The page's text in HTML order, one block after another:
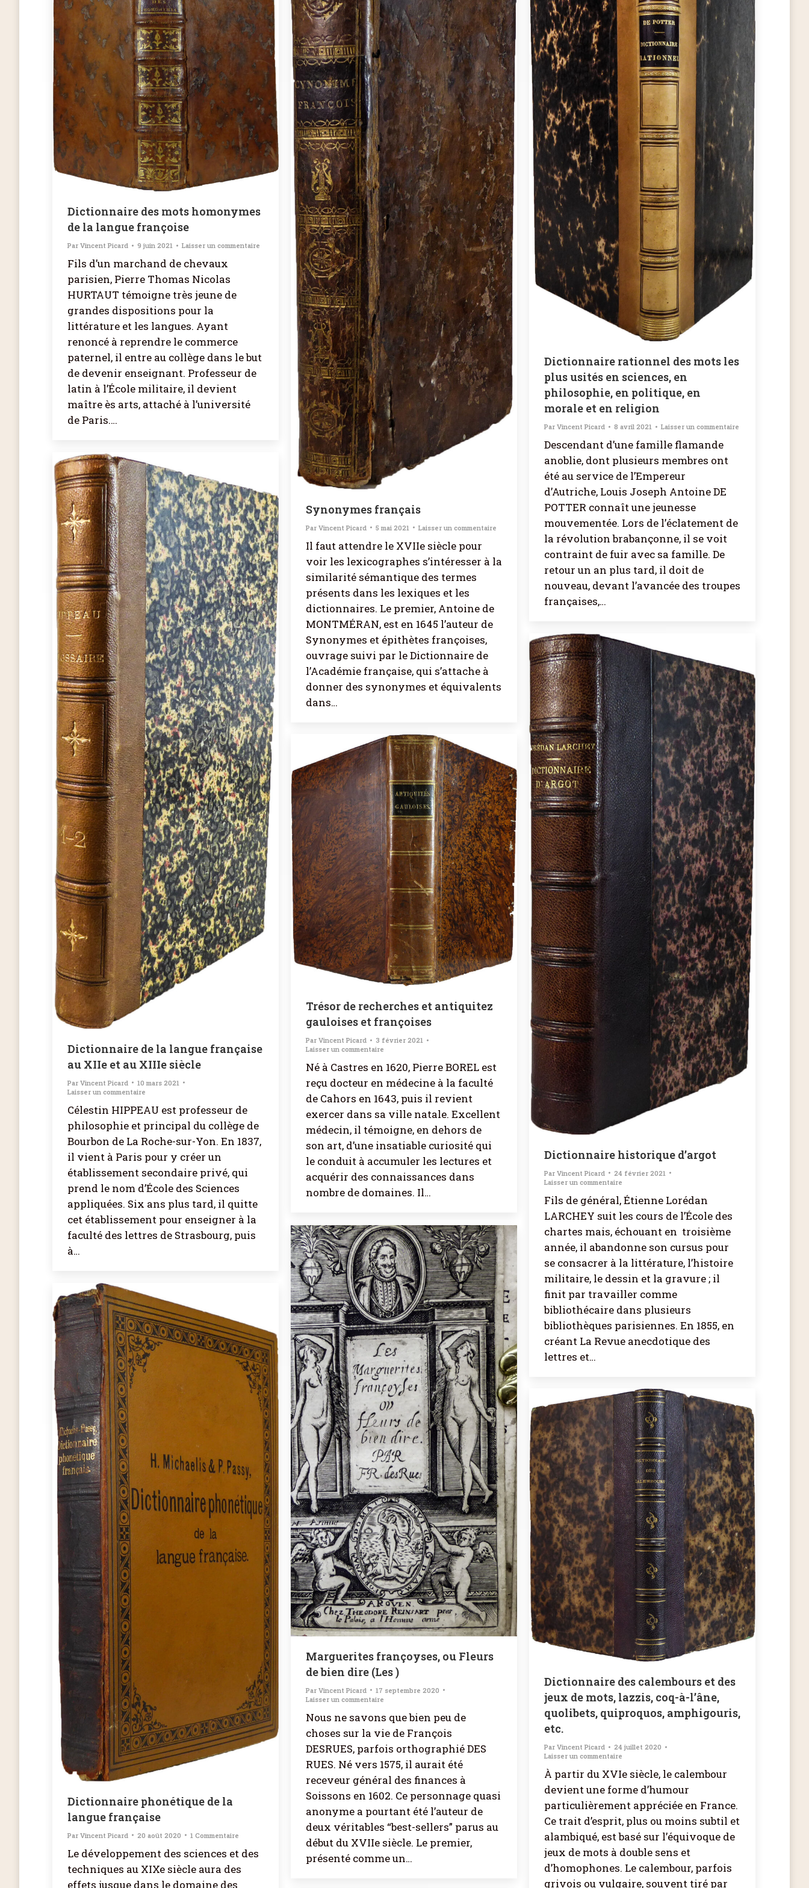
Dictionnaire des mots homonymes
de la langue françoise
Par Vincent Picard 9 juin 2021 Laisser un commentaire
Fils d’un marchand de chevaux
parisien, Pierre Thomas Nicolas
HURTAUT témoigne très jeune de
grandes dispositions pour la
littérature et les langues. Ayant
renoncé à reprendre le commerce
paternel, il entre au collège dans le but
de devenir enseignant. Professeur de
latin à l’École militaire, il devient
maître ès arts, attaché à l’université
de Paris.…
Synonymes français
Par Vincent Picard 5 mai 2021 Laisser un commentaire
Il faut attendre le XVIIe siècle pour
voir les lexicographes s’intéresser à la
similarité sémantique des termes
présents dans les lexiques et les
dictionnaires. Le premier, Antoine de
MONTMÉRAN, est en 1645 l’auteur de
Synonymes et épithètes françoises,
ouvrage suivi par le Dictionnaire de
l’Académie française, qui s’attache à
donner des synonymes et équivalents
dans…
Dictionnaire rationnel des mots les
plus usités en sciences, en
philosophie, en politique, en
morale et en religion
Par Vincent Picard 8 avril 2021 Laisser un commentaire
Descendant d’une famille flamande
anoblie, dont plusieurs membres ont
été au service de l’Empereur
d’Autriche, Louis Joseph Antoine DE
POTTER connaît une jeunesse
mouvementée. Lors de l’éclatement de
la révolution brabançonne, il se voit
contraint de fuir avec sa famille. De
retour un an plus tard, il doit de
nouveau, devant l’avancée des troupes
françaises,…
Dictionnaire de la langue française
au XIIe et au XIIIe siècle
Par Vincent Picard
10 mars 2021
Laisser un commentaire
Célestin HIPPEAU est professeur de
philosophie et principal du collège de
Bourbon de La Roche-sur-Yon. En 1837,
il vient à Paris pour y créer un
établissement secondaire privé, qui
prend le nom d’École des Sciences
appliquées. Six ans plus tard, il quitte
cet établissement pour enseigner à la
faculté des lettres de Strasbourg, puis
à…
Dictionnaire historique d’argot
Par Vincent Picard
24 février 2021
Laisser un commentaire
Fils de général, Étienne Lorédan
LARCHEY suit les cours de l’École des
chartes mais, échouant en troisième
année, il abandonne son cursus pour
se consacrer à la littérature, l’histoire
militaire, le dessin et la gravure ; il
finit par travailler comme
bibliothécaire dans plusieurs
bibliothèques parisiennes. En 1855, en
créant La Revue anecdotique des
lettres et…
Trésor de recherches et antiquitez
gauloises et françoises
Par Vincent Picard
3 février 2021
Laisser un commentaire
Né à Castres en 1620, Pierre BOREL est
reçu docteur en médecine à la faculté
de Cahors en 1643, puis il revient
exercer dans sa ville natale. Excellent
médecin, il témoigne, en dehors de
son art, d’une insatiable curiosité qui
le conduit à accumuler les lectures et
acquérir des connaissances dans
nombre de domaines. Il…
Marguerites françoyses, ou Fleurs
de bien dire (Les )
Par Vincent Picard
17 septembre 2020
Laisser un commentaire
Nous ne savons que bien peu de
choses sur la vie de François
DESRUES, parfois orthographié DES
RUES. Né vers 1575, il aurait été
receveur général des finances à
Soissons en 1602. Ce personnage quasi
anonyme a pourtant été l’auteur de
deux véritables “best-sellers” parus au
début du XVIIe siècle. Le premier,
présenté comme un…
Dictionnaire phonétique de la
langue française
Par Vincent Picard 20 août 2020 1 Commentaire
Le développement des sciences et des
techniques au XIXe siècle aura des
effets jusque dans le domaine des
Dictionnaire des calembours et des
jeux de mots, lazzis, coq-à-l’âne,
quolibets, quiproquos, amphigouris,
etc.
Par Vincent Picard
24 juillet 2020
Laisser un commentaire
À partir du XVIe siècle, le calembour
devient une forme d’humour
particulièrement appréciée en France.
Ce trait d’esprit, plus ou moins subtil et
alambiqué, est basé sur l’équivoque de
jeux de mots à double sens et
d’homophones. Le calembour, parfois
grivois ou vulgaire, souvent tiré par